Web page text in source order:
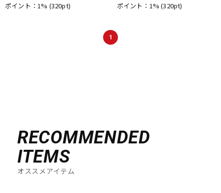
ポイント：1% (320pt) ポイント：1%(320pt)
1
RECOMMENDED
ITEMS
オススメアイテム